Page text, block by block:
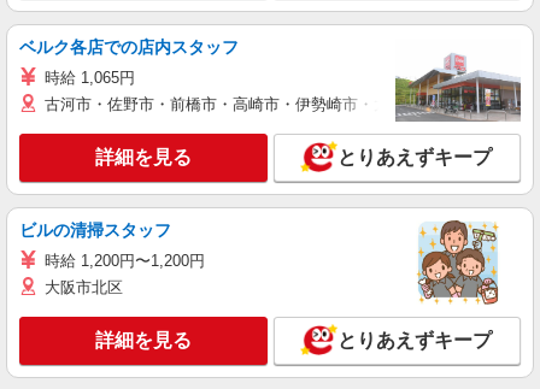
ベルク各店での店内スタッフ
時給 1,065円
古河市・佐野市・前橋市・高崎市・伊勢崎市・太田市・館林市・藤
詳細を見る とりあえずキープ
ビルの清掃スタッフ
時給 1,200円〜1,200円
大阪市北区
詳細を見る とりあえずキープ